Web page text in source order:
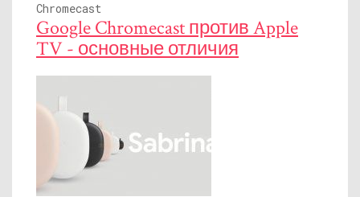
Chromecast
Google Chromecast против Apple
TV - основные отличия